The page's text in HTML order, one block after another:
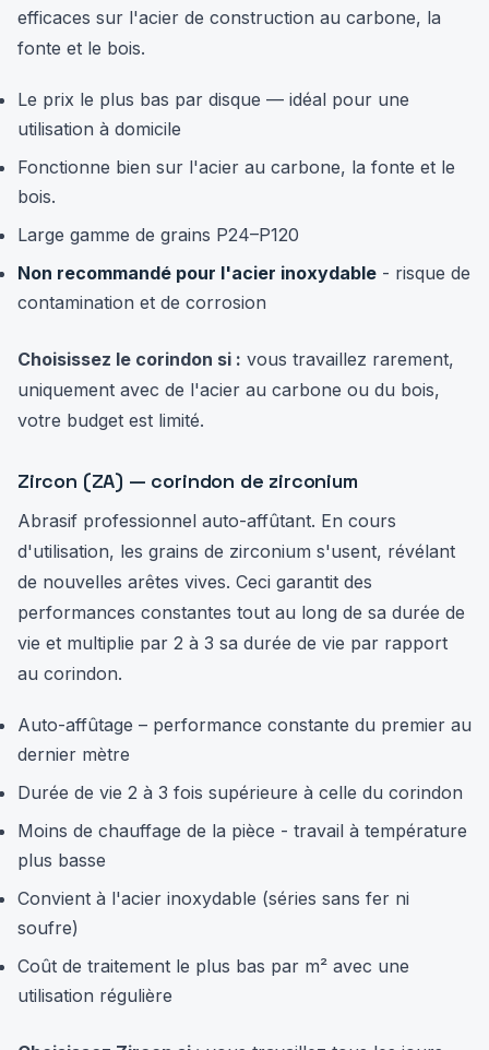
efficaces sur l'acier de construction au carbone, la
fonte et le bois.
Le prix le plus bas par disque — idéal pour une
utilisation à domicile
Fonctionne bien sur l'acier au carbone, la fonte et le
bois.
Large gamme de grains P24–P120
Non recommandé pour l'acier inoxydable - risque de
contamination et de corrosion
Choisissez le corindon si : vous travaillez rarement,
uniquement avec de l'acier au carbone ou du bois,
votre budget est limité.
Zircon (ZA) — corindon de zirconium
Abrasif professionnel auto-affûtant. En cours
d'utilisation, les grains de zirconium s'usent, révélant
de nouvelles arêtes vives. Ceci garantit des
performances constantes tout au long de sa durée de
vie et multiplie par 2 à 3 sa durée de vie par rapport
au corindon.
Auto-affûtage – performance constante du premier au
dernier mètre
Durée de vie 2 à 3 fois supérieure à celle du corindon
Moins de chauffage de la pièce - travail à température
plus basse
Convient à l'acier inoxydable (séries sans fer ni
soufre)
Coût de traitement le plus bas par m² avec une
utilisation régulière